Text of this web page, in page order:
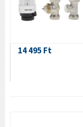
14 495 Ft